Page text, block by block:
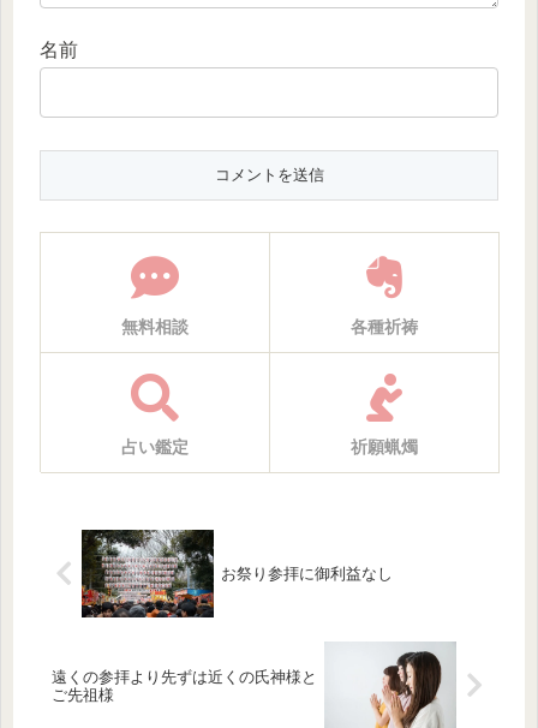
名前
無料相談 各種祈祷
占い鑑定 祈願蝋燭
お祭り参拝に御利益なし
遠くの参拝より先ずは近くの氏神様と
ご先祖様